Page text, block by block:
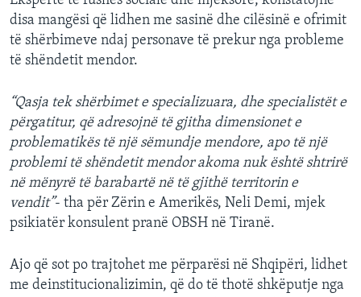
disa mangësi që lidhen me sasinë dhe cilësinë e ofrimit
të shërbimeve ndaj personave të prekur nga probleme
të shëndetit mendor.
“Qasja tek shërbimet e specializuara, dhe specialistët e
përgatitur, që adresojnë të gjitha dimensionet e
problematikës të një sëmundje mendore, apo të një
problemi të shëndetit mendor akoma nuk është shtrirë
në mënyrë të barabartë në të gjithë territorin e
vendit”- tha për Zërin e Amerikës, Neli Demi, mjek
psikiatër konsulent pranë OBSH në Tiranë.
Ajo që sot po trajtohet me përparësi në Shqipëri, lidhet
me deinstitucionalizimin, që do të thotë shkëputje nga